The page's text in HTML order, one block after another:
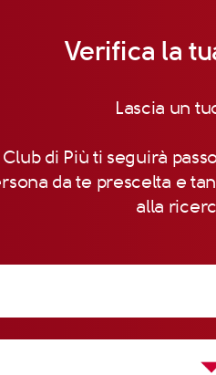
Verifica la
Lascia un
Club di Più ti seguirà
da te prescelta e
alla